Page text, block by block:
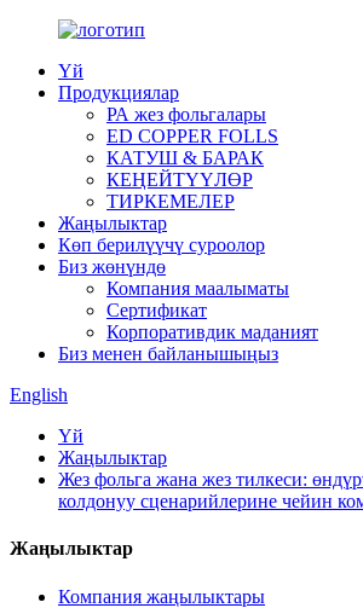
Үй
Продукциялар
РА жез фольгалары
ED COPPER FOLLS
КАТУШ & БАРАК
КЕҢЕЙТҮҮЛӨР
ТИРКЕМЕЛЕР
Жаңылыктар
Көп берилүүчү суроолор
Биз жөнүндө
Компания маалыматы
Сертификат
Корпоративдик маданият
Биз менен байланышыңыз
English
Үй
Жаңылыктар
Жез фольга жана жез тилкеси:
колдонуу сценарийлерине чейин
Жаңылыктар
Компания жаңылыктары